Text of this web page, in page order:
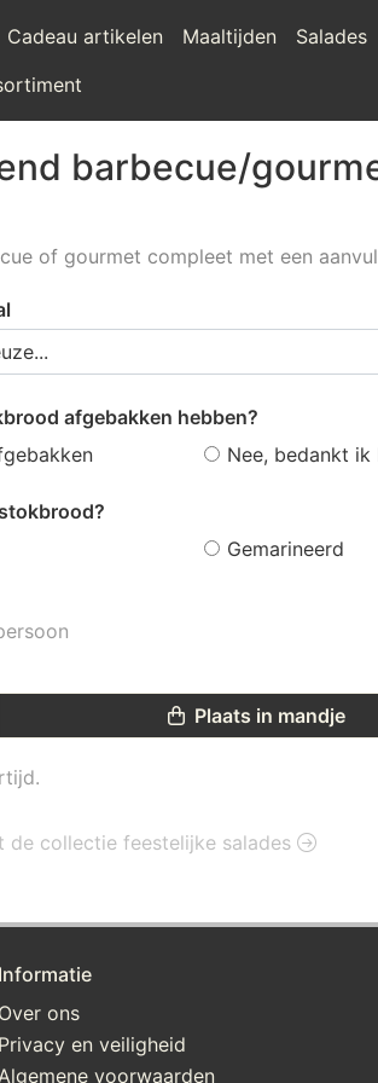
Cadeau artikelen Maaltijden
Salades
barbecue/
of gourmet compleet met een
afgebakken hebben?
afgebakken
Nee, bedankt
Gemarineerd
Plaats in mandje
de collectie feestelijke salades
Informatie
Over ons
Privacy en veiligheid
voorwaarden